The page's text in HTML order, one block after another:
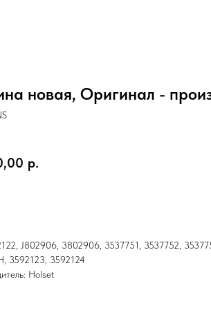
новая, Оригинал -
р.
J802906, 3802906, 3537751, 3537752,
3592123, 3592124
Holset